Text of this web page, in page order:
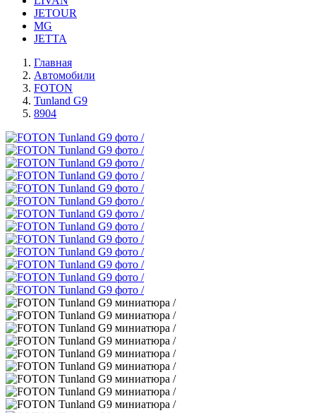
JETOUR
MG
JETTA
Главная
Автомобили
FOTON
Tunland G9
8904